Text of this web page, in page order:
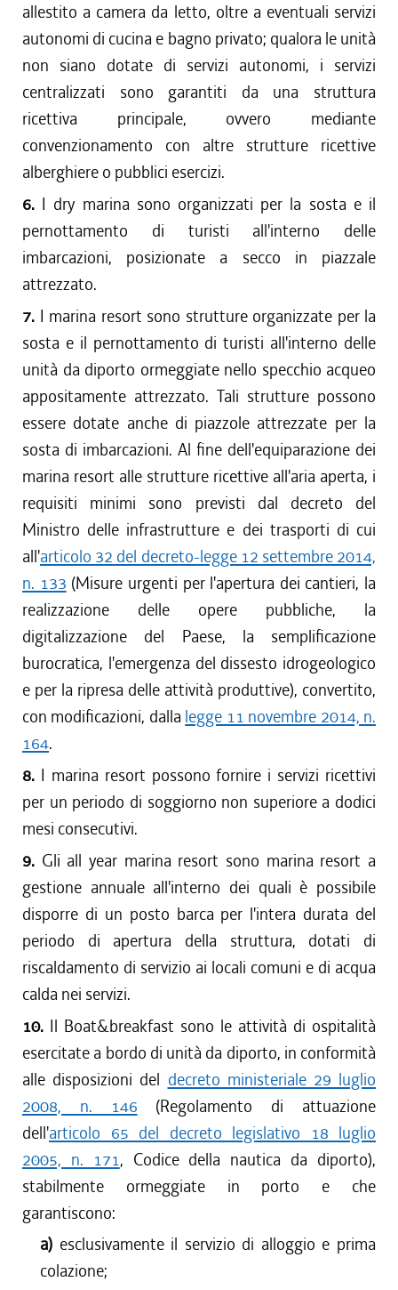
allestito a camera da letto, oltre a eventuali servizi
autonomi di cucina e bagno privato; qualora le unità
non siano dotate di servizi autonomi, i servizi
centralizzati sono garantiti da una struttura
ricettiva principale, ovvero mediante
convenzionamento con altre strutture ricettive
alberghiere o pubblici esercizi.
6. I dry marina sono organizzati per la sosta e il
pernottamento di turisti all'interno delle
imbarcazioni, posizionate a secco in piazzale
attrezzato.
7. I marina resort sono strutture organizzate per la
sosta e il pernottamento di turisti all'interno delle
unità da diporto ormeggiate nello specchio acqueo
appositamente attrezzato. Tali strutture possono
essere dotate anche di piazzole attrezzate per la
sosta di imbarcazioni. Al fine dell'equiparazione dei
marina resort alle strutture ricettive all'aria aperta, i
requisiti minimi sono previsti dal decreto del
Ministro delle infrastrutture e dei trasporti di cui
all'articolo 32 del decreto-legge 12 settembre 2014,
n. 133 (Misure urgenti per l'apertura dei cantieri, la
realizzazione delle opere pubbliche, la
digitalizzazione del Paese, la semplificazione
burocratica, l'emergenza del dissesto idrogeologico
e per la ripresa delle attività produttive), convertito,
con modificazioni, dalla legge 11 novembre 2014, n.
164.
8. I marina resort possono fornire i servizi ricettivi
per un periodo di soggiorno non superiore a dodici
mesi consecutivi.
9. Gli all year marina resort sono marina resort a
gestione annuale all'interno dei quali è possibile
disporre di un posto barca per l'intera durata del
periodo di apertura della struttura, dotati di
riscaldamento di servizio ai locali comuni e di acqua
calda nei servizi.
10. Il Boat&breakfast sono le attività di ospitalità
esercitate a bordo di unità da diporto, in conformità
alle disposizioni del decreto ministeriale 29 luglio
2008, n. 146 (Regolamento di attuazione
dell'articolo 65 del decreto legislativo 18 luglio
2005, n. 171, Codice della nautica da diporto),
stabilmente ormeggiate in porto e che
garantiscono:
a) esclusivamente il servizio di alloggio e prima
colazione;